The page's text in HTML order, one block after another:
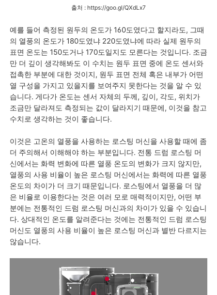
출처 : https://goo.gl/QXdLx7
예를 들어 측정된 원두의 온도가 160도였다고 할지라도, 그때
의 열풍의 온도가 180도였냐 220도였냐에 따라 실제 원두의
표면 온도는 150도거나 170도일지도 모른다는 것입니다. 조금
만 더 깊이 생각해봐도 이 수치는 원두 표면 중에 온도 센서와
접촉한 부분에 대한 것이지, 원두 표면 전체 혹은 내부가 어떤
열 구성을 가지고 있을지를 보여주지 못한다는 것을 알 수 있
습니다. 게다가 온도는 센서 자체의 두께, 깊이, 각도, 위치가
조금만 달라져도 측정되는 값이 달라지기 때문에, 이것을 참고
수치로 생각하는 것이 좋습니다.
이것은 고온의 열풍을 사용하는 로스팅 머신을 사용할 때에 좀
더 주의해서 이해해야 하는 부분입니다. 전통 드럼 로스팅 머
신에서는 화력 변화에 따른 열풍 온도의 변화가 크지 않지만,
열풍의 사용 비율이 높은 로스팅 머신에서는 화력에 따른 열풍
온도의 차이가 더 크기 때문입니다. 로스팅에서 열풍을 더 많
은 비율로 이용한다는 것은 여러 모로 매력적이지만, 어떤 부
분에는 전통적인 드럼 로스팅 머신과의 차이가 있을 수 있습니
다. 상대적인 온도를 알려준다는 것에는 전통적인 드럼 로스팅
머신도 열풍의 사용 비율이 높은 로스팅 머신과 별반 다르지는
않습니다.